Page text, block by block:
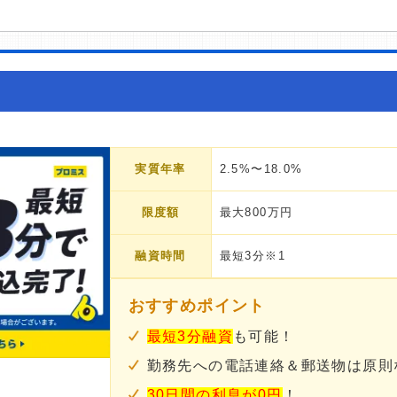
実質年率 2.5%〜18.0%
限度額 最大800万円
融資時間 最短3分※1
おすすめポイント
最短3分融資 も可能！
勤務先への電話連絡＆郵送物は原則